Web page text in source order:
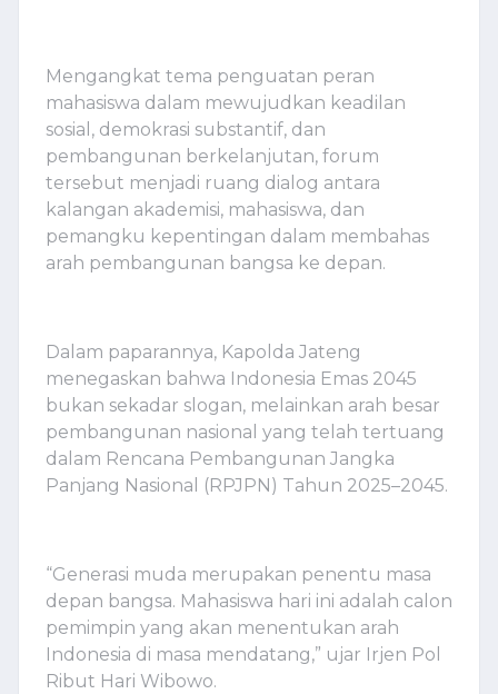
Mengangkat tema penguatan peran
mahasiswa dalam mewujudkan keadilan
sosial, demokrasi substantif, dan
pembangunan berkelanjutan, forum
tersebut menjadi ruang dialog antara
kalangan akademisi, mahasiswa, dan
pemangku kepentingan dalam membahas
arah pembangunan bangsa ke depan.
Dalam paparannya, Kapolda Jateng
menegaskan bahwa Indonesia Emas 2045
bukan sekadar slogan, melainkan arah besar
pembangunan nasional yang telah tertuang
dalam Rencana Pembangunan Jangka
Panjang Nasional (RPJPN) Tahun 2025–2045.
“Generasi muda merupakan penentu masa
depan bangsa. Mahasiswa hari ini adalah calon
pemimpin yang akan menentukan arah
Indonesia di masa mendatang,” ujar Irjen Pol
Ribut Hari Wibowo.